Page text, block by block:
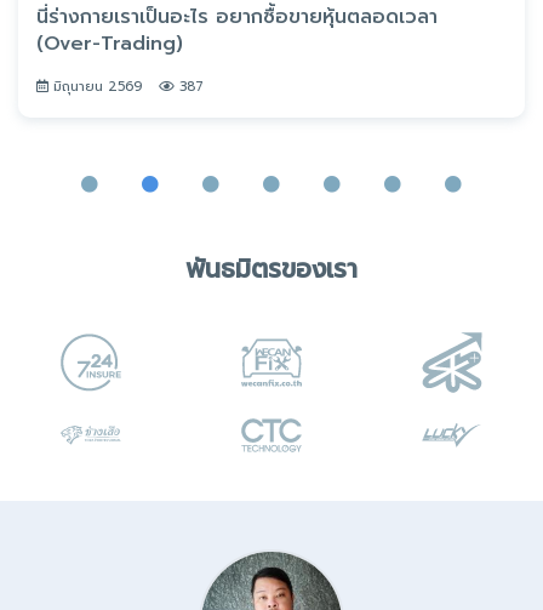
นี่ร่างกายเราเป็นอะไร อยากซื้อขายหุ้นตลอดเวลา
(Over-Trading)
มิถุนายน 2569 387
พันธมิตรของเรา